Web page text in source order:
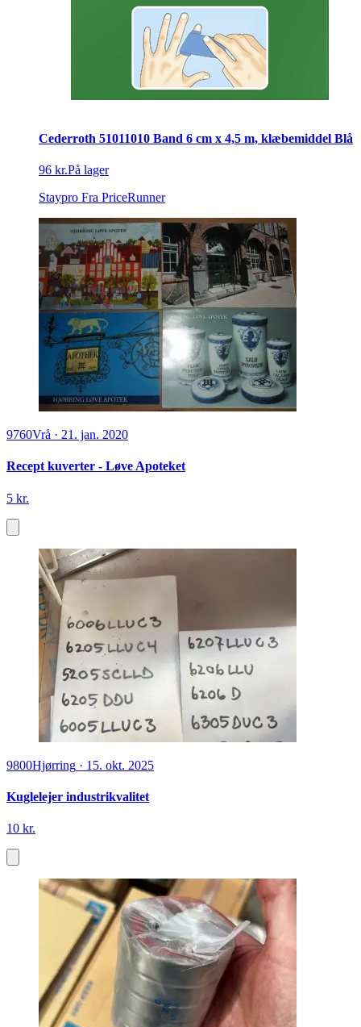
Cederroth 51011010 Band 6 cm x 4,5 m, klæbemiddel Blå
96 kr.På lager
Staypro Fra PriceRunner
9760Vrå · 21. jan. 2020
Recept kuverter - Løve Apoteket
5 kr.
9800Hjørring · 15. okt. 2025
Kuglelejer industrikvalitet
10 kr.